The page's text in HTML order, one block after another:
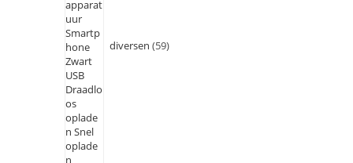
diversen 59